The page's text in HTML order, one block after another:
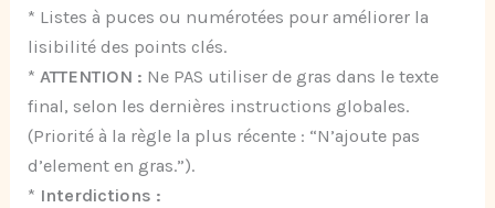
* Listes à puces ou numérotées pour améliorer la
lisibilité des points clés.
*ATTENTION : Ne PAS utiliser de gras dans le texte
final, selon les dernières instructions globales.
(Priorité à la règle la plus récente : “N’ajoute pas
d’element en gras.”).
* Interdictions :